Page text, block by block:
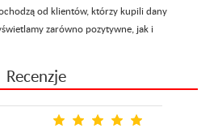
od klientów, którzy kupili dany
zarówno pozytywne, jak i
Recenzje